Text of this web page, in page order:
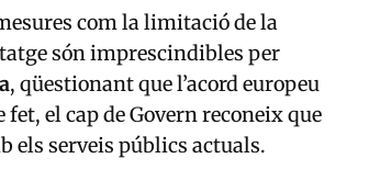
com la limitació de la
són imprescindibles per
, qüestionant que l’acord europeu
el cap de Govern reconeix que
els serveis públics actuals.